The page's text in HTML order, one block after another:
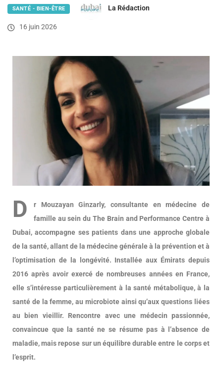
SANTÉ - BIEN-ÊTRE La Rédaction
16 juin 2026
D
r Mouzayan Ginzarly, consultante en médecine de
famille au sein du The Brain and Performance Centre à
Dubai, accompagne ses patients dans une approche globale
de la santé, allant de la médecine générale à la prévention et à
l’optimisation de la longévité. Installée aux Émirats depuis
2016 après avoir exercé de nombreuses années en France,
elle s’intéresse particulièrement à la santé métabolique, à la
santé de la femme, au microbiote ainsi qu’aux questions liées
au bien vieillir. Rencontre avec une médecin passionnée,
convaincue que la santé ne se résume pas à l’absence de
maladie, mais repose sur un équilibre durable entre le corps et
l’esprit.